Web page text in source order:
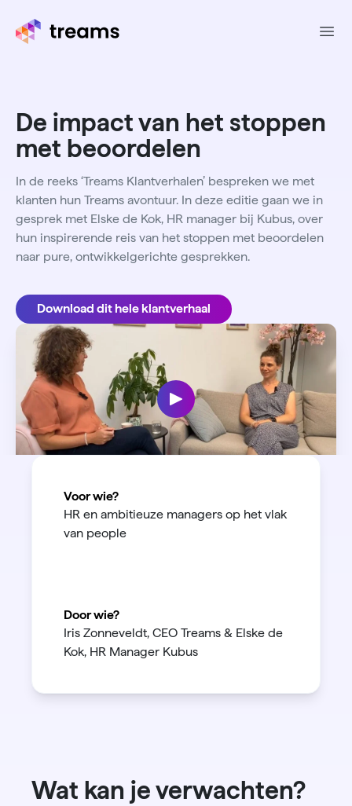
De impact van het stoppen
met beoordelen
In de reeks ‘Treams Klantverhalen’ bespreken we met
klanten hun Treams avontuur. In deze editie gaan we in
gesprek met Elske de Kok, HR manager bij Kubus, over
hun inspirerende reis van het stoppen met beoordelen
naar pure, ontwikkelgerichte gesprekken.
Download dit hele klantverhaal
Voor wie?
HR en ambitieuze managers op het vlak
van people
Door wie?
Iris Zonneveldt, CEO Treams & Elske de
Kok, HR Manager Kubus
Wat kan je verwachten?